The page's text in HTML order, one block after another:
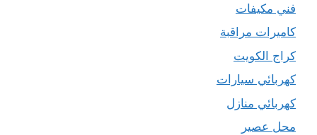
فني مكيفات
كاميرات مراقبة
كراج الكويت
كهربائي سيارات
كهربائي منازل
محل عصير